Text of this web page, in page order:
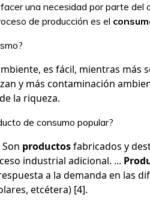
una necesidad por parte del
de producción es el
es fácil, mientras más
y más contaminación
la riqueza.
de consumo popular?
Son productosfabricados y
industrial adicional. ...
a la demanda en las
etcétera) [4].